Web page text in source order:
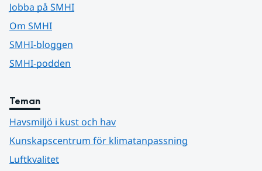
Jobba på SMHI
Om SMHI
SMHI-bloggen
SMHI-podden
Teman
Havsmiljö i kust och hav
Kunskapscentrum för klimatanpassning
Luftkvalitet